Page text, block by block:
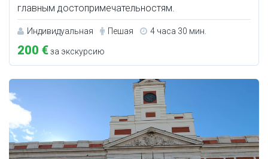
главным достопримечательностям.
Индивидуальная Пешая 4 часа 30 мин.
200 €за экскурсию